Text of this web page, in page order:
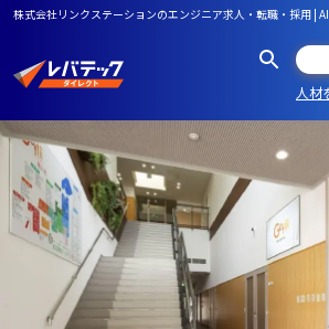
株式会社リンクステーションのエンジニア求人・転職・採用
人材